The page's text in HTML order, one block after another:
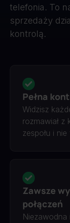
telefonia. To
sprzedaży
kontrolą.
Pełna
Widzisz
rozmawiał z
zespołu i
Zawsze
połączeń